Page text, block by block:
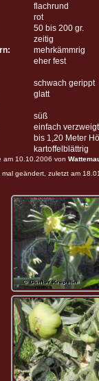
flachrund
rot
50 bis 200 gr.
zeitig
mehrkämmrig
eher fest
schwach gerippt
glatt
süß
einfach verzweigt
bis 1,20 Meter
kartoffelblättrig
am 10.10.2006 von
mal geändert, zuletzt am